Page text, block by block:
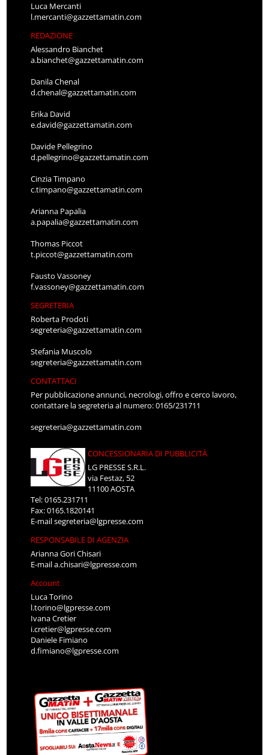
Luca Mercanti
l.mercanti@gazzettamatin.com
REDAZIONE
Alessandro Bianchet
a.bianchet@gazzettamatin.com
Danila Chenal
d.chenal@gazzettamatin.com
Erika David
e.david@gazzettamatin.com
Davide Pellegrino
d.pellegrino@gazzettamatin.com
Cinzia Timpano
c.timpano@gazzettamatin.com
Arianna Papalia
a.papalia@gazzettamatin.com
Thomas Piccot
t.piccot@gazzettamatin.com
Fausto Vassoney
f.vassoney@gazzettamatin.com
SEGRETERIA
Roberta Prodoti
segreteria@gazzettamatin.com
Stefania Muscolo
segreteria@gazzettamatin.com
CONTATTACI
Per pubblicazione annunci, necrologi, offro e cerco lavoro,
contattare la segreteria al numero: 0165/231711
segreteria@gazzettamatin.com
CONCESSIONARIA DI PUBBLICITÀ
LG PRESSE S.R.L.
via Festaz, 52
11100 AOSTA
Tel: 0165.231711
Fax: 0165.1820141
E-mailsegreteria@lgpresse.com
RESPONSABILE DI AGENZIA
Arianna Gori Chisari
E-maila.chisari@lgpresse.com
Account
Luca Torino
l.torino@lgpresse.com
Ivana Cretier
i.cretier@lgpresse.com
Daniele Fimiano
d.fimiano@lgpresse.com